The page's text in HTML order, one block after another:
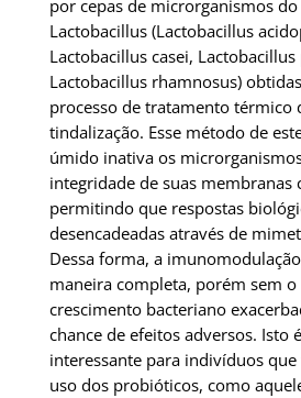
por cepas de microrganismos
Lactobacillus (Lactobacillus
Lactobacillus casei,
Lactobacillus rhamnosus)
processo de tratamento térmico
tindalização. Esse método de
úmido inativa os
integridade de suas membranas
permitindo que respostas
desencadeadas através de
Dessa forma, a
maneira completa, porém sem o
crescimento bacteriano
chance de efeitos adversos. Isto
interessante para indivíduos
uso dos probióticos, como